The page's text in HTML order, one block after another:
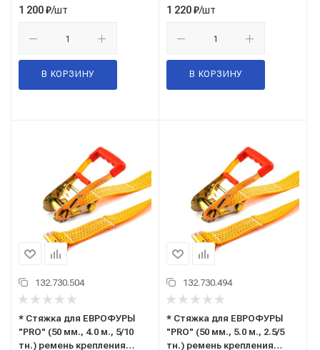
РК4506UB
1 200₽/шт
В КОРЗИНУ
хвост" ("TOP AUTO"
1 220₽/шт
В КОРЗИНУ
132.730.504
* Стяжка для ЕВРОФУРЫ
"PRO" (50 мм., 4.0 м., 5/10
тн.) ремень крепления
132.730.494
* Стяжка для ЕВРОФУРЫ
"PRO" (50 мм., 5.0 м., 2.5/5
тн.) ремень крепления